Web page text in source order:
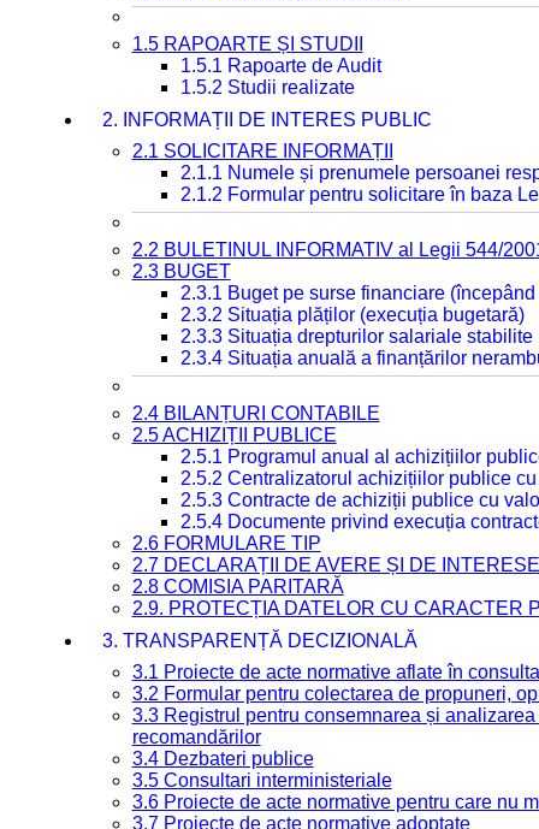
1.5 RAPOARTE ȘI STUDII
1.5.1 Rapoarte de Audit
1.5.2 Studii realizate
2. INFORMAȚII DE INTERES PUBLIC
2.1 SOLICITARE INFORMAȚII
2.1.1 Numele și prenumele persoanei
2.1.2 Formular pentru solicitare în baza
2.2 BULETINUL INFORMATIV al Legii 544/
2.3 BUGET
2.3.1 Buget pe surse financiare
2.3.2 Situația plăților (execuția bugetară)
2.3.3 Situația drepturilor salariale
2.3.4 Situația anuală a finanțărilor
2.4 BILANȚURI CONTABILE
2.5 ACHIZIȚII PUBLICE
2.5.1 Programul anual al achizițiilor
2.5.2 Centralizatorul achizițiilor publice
2.5.3 Contracte de achiziții publice cu
2.5.4 Documente privind execuția
2.6 FORMULARE TIP
2.7 DECLARAȚII DE AVERE ȘI DE INTERESE
2.8 COMISIA PARITARĂ
2.9. PROTECȚIA DATELOR CU CARACTER
3. TRANSPARENȚĂ DECIZIONALĂ
3.1 Proiecte de acte normative aflate în
3.2 Formular pentru colectarea de propuneri,
3.3 Registrul pentru consemnarea și
recomandărilor
3.4 Dezbateri publice
3.5 Consultari interministeriale
3.6 Proiecte de acte normative pentru care nu
3.7 Proiecte de acte normative adoptate